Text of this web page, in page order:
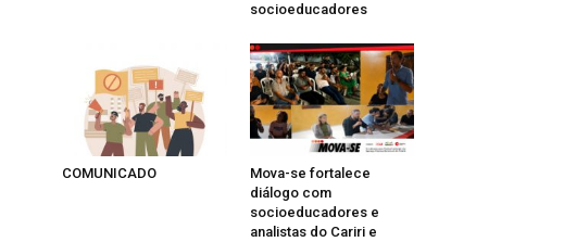
socioeducadores
COMUNICADO
Mova-se fortalece
diálogo com
socioeducadores e
analistas do Cariri e